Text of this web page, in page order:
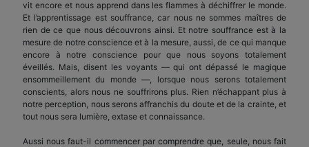
vit encore et nous apprend dans les flammes à déchiffrer le monde.
Et l’appren­tissage est souffrance, car nous ne sommes maîtres de
rien de ce que nous découvrons ainsi. Et notre souffrance est à la
mesure de notre conscience et à la mesure, aussi, de ce qui manque
encore à notre conscience pour que nous soyons totalement
éveillés. Mais, disent les voyants — qui ont dépassé le magique
ensommeillement du monde —, lorsque nous serons totalement
conscients, alors nous ne souffrirons plus. Rien n’échappant plus à
notre perception, nous serons affranchis du doute et de la crainte, et
tout nous sera lumière, extase et connaissance.
Aussi nous faut-il commencer par comprendre que, seule, nous fait